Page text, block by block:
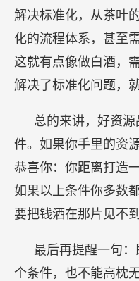
解决标准化，从茶叶
化的流程体系，甚至
这就有点像做白酒，
解决了标准化问题，
总的来讲，好资
件。如果你手里的资
恭喜你：你距离打造
如果以上条件你多数
要把钱洒在那片见不
最后再提醒一句
个条件，也不能高枕